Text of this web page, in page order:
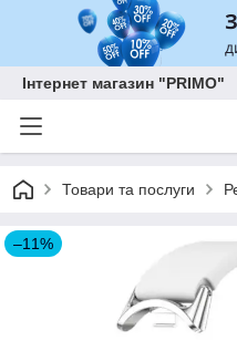
Інтернет магазин "PRIMO"
Товари та послуги
–11%